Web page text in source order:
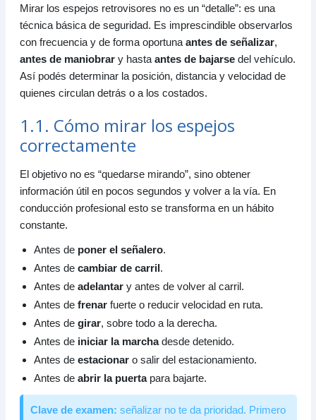
Mirar los espejos retrovisores no es un “detalle”: es una
técnica básica de seguridad. Es imprescindible observarlos
con frecuencia y de forma oportuna antes de señalizar,
antes de maniobrary hasta antes de bajarsedel vehículo.
Así podés determinar la posición, distancia y velocidad de
quienes circulan detrás o a los costados.
1.1. Cómo mirar los espejos
correctamente
El objetivo no es “quedarse mirando”, sino obtener
información útil en pocos segundos y volver a la vía. En
conducción profesional esto se transforma en un hábito
constante.
Antes de poner el señalero.
Antes de cambiar de carril.
Antes de adelantary antes de volver al carril.
Antes de frenarfuerte o reducir velocidad en ruta.
Antes de girar, sobre todo a la derecha.
Antes de iniciar la marchadesde detenido.
Antes de estacionaro salir del estacionamiento.
Antes de abrir la puertapara bajarte.
Clave de examen: señalizar no te da prioridad. Primero